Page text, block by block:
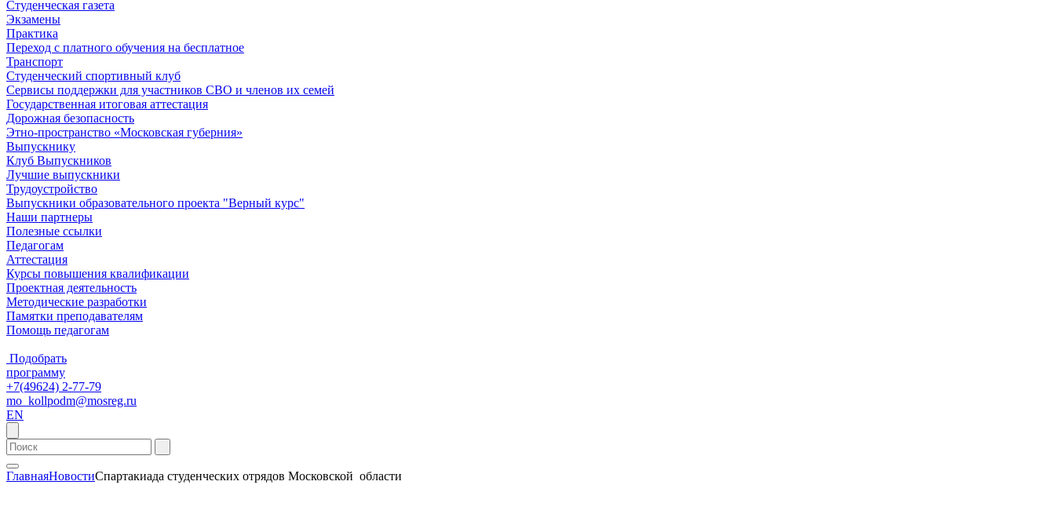
Cтуденческая газета
Экзамены
Практика
Переход с платного обучения на бесплатное
Транспорт
Студенческий спортивный клуб
Сервисы поддержки для участников СВО и членов их семей
Государственная итоговая аттестация
Дорожная безопасность
Этно-пространство «Московская губерния»
Выпускнику
Клуб Выпускников
Лучшие выпускники
Трудоустройство
Выпускники образовательного проекта "Верный курс"
Наши партнеры
Полезные ссылки
Педагогам
Аттестация
Курсы повышения квалификации
Проектная деятельность
Методические разработки
Памятки преподавателям
Помощь педагогам
Подобрать
программу
+7(49624) 2-77-79
mo_kollpodm@mosreg.ru
EN
ГлавнаяНовостиСпартакиада студенческих отрядов Московской области